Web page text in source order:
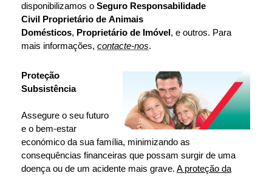
disponibilizamos o Seguro Responsabilidade
Civil Proprietário de Animais
Domésticos, Proprietário de Imóvel , e outros. Para
mais informações, contacte-nos.
Proteção
Subsistência
Assegure o seu futuro
e o bem-estar
económico da sua família, minimizando as
consequências financeiras que possam surgir de uma
doença ou de um acidente mais grave. A proteção da